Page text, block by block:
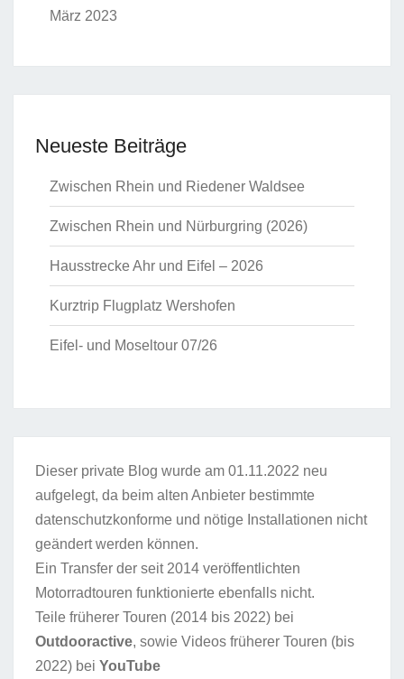
März 2023
Neueste Beiträge
Zwischen Rhein und Riedener Waldsee
Zwischen Rhein und Nürburgring (2026)
Hausstrecke Ahr und Eifel – 2026
Kurztrip Flugplatz Wershofen
Eifel- und Moseltour 07/26
Dieser private Blog wurde am 01.11.2022 neu
aufgelegt, da beim alten Anbieter bestimmte
datenschutzkonforme und nötige Installationen nicht
geändert werden können.
Ein Transfer der seit 2014 veröffentlichten
Motorradtouren funktionierte ebenfalls nicht.
Teile früherer Touren (2014 bis 2022) bei
Outdooractive, sowie Videos früherer Touren (bis
2022) bei YouTube